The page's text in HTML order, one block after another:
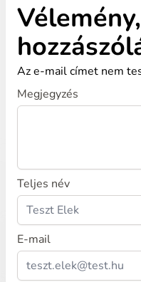
Vélemény,
Az e-mail címet nem
Megjegyzés
Teljes név
E-mail